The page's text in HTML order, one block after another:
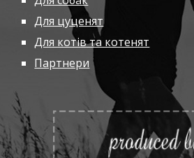
Для цуценят
Для котів та котенят
Партнери